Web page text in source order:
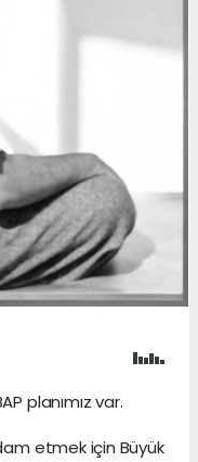
planımız var.
etmek için Büyük